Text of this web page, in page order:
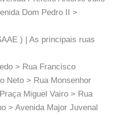
Dom Pedro II >
) | As principais ruas
> Rua Francisco
Neto > Rua Monsenhor
Miguel Vairo > Rua
> Avenida Major Juvenal